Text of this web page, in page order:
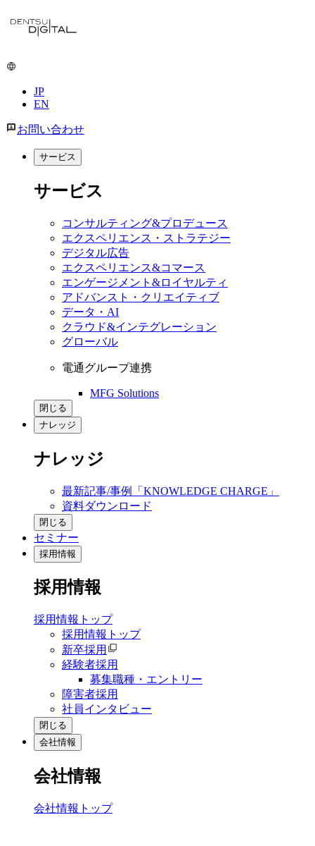
メ
コ
ツ
JP
EN
お問い合わせ
サービス
サービス
コンサルティング&プロデュース
エクスペリエンス・ストラテジー
デジタル広告
エクスペリエンス&コマース
エンゲージメント&ロイヤルティ
アドバンスト・クリエイティブ
データ・AI
クラウド&インテグレーション
グローバル
電通グループ連携
MFG Solutions
閉じる
ナレッジ
ナレッジ
最新記事/事例「KNOWLEDGE CHARGE」
資料ダウンロード
閉じる
セミナー
採用情報
採用情報
採用情報トップ
採用情報トップ
新卒採用
経験者採用
募集職種・エントリー
障害者採用
社員インタビュー
閉じる
会社情報
会社情報
会社情報トップ